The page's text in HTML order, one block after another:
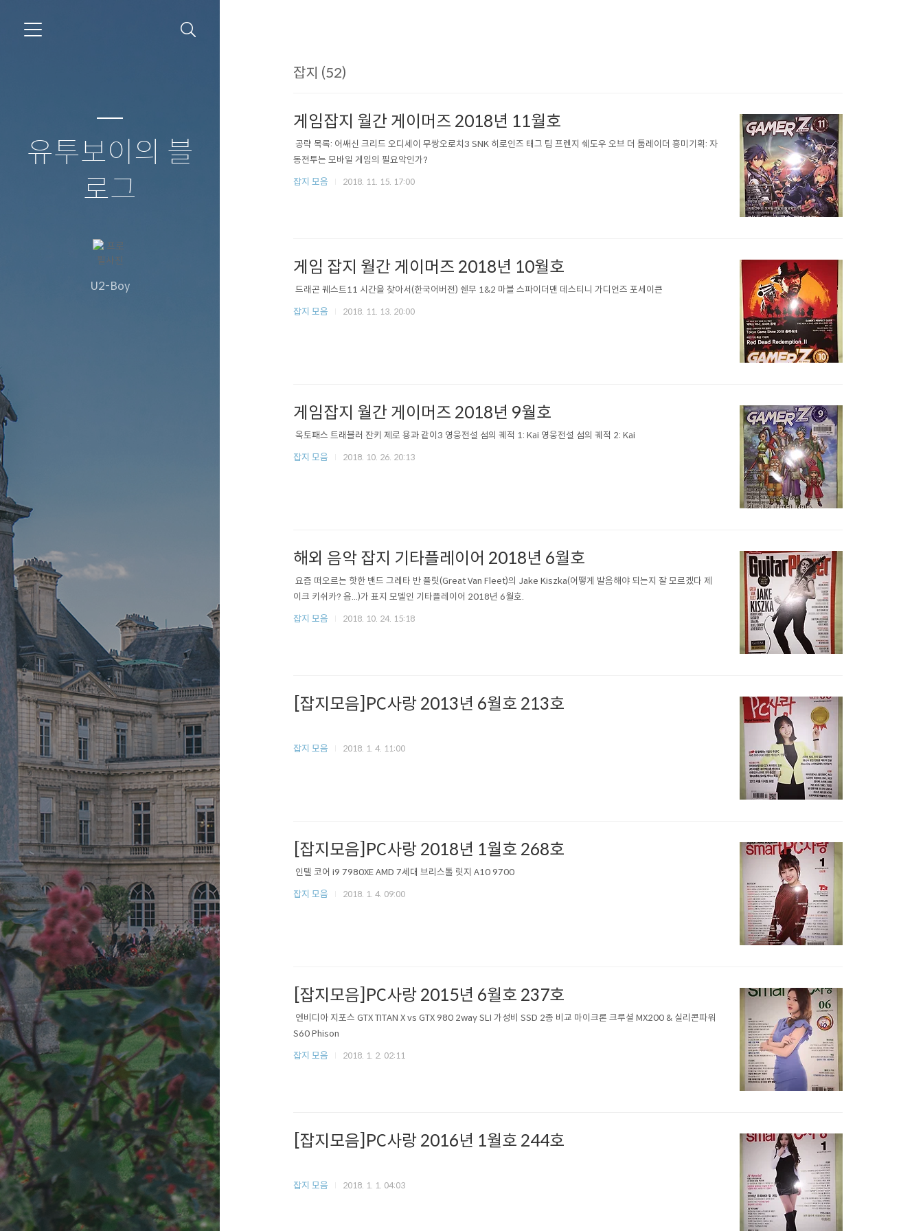
유투보이의 블
로그
U2-Boy
잡지 (52)
게임잡지 월간 게이머즈 2018년 11월호
​ 공략 목록: 어쌔신 크리드 오디세이 무쌍오로치3 SNK 히로인즈 태그 팀 프렌지 쉐도우 오브 더 툼레이더 흥미기획: 자
동전투는 모바일 게임의 필요악인가?
잡지 모음
2018. 11. 15. 17:00
게임 잡지 월간 게이머즈 2018년 10월호
​ 드래곤 퀘스트11 시간을 찾아서(한국어버전) 쉔무 1&2 마블 스파이더맨 데스티니 가디언즈 포세이큰
잡지 모음
2018. 11. 13. 20:00
게임잡지 월간 게이머즈 2018년 9월호
​ 옥토패스 트래블러 잔키 제로 용과 같이3 영웅전설 섬의 궤적 1: Kai 영웅전설 섬의 궤적 2: Kai
잡지 모음
2018. 10. 26. 20:13
해외 음악 잡지 기타플레이어 2018년 6월호
​ 요즘 떠오르는 핫한 밴드 그레타 반 플릿(Great Van Fleet)의 Jake Kiszka(어떻게 발음해야 되는지 잘 모르겠다 제
이크 키쉬카? 음...)가 표지 모델인 기타플레이어 2018년 6월호.
잡지 모음
2018. 10. 24. 15:18
[잡지모음]PC사랑 2013년 6월호 213호
잡지 모음 2018. 1. 4. 11:00
[잡지모음]PC사랑 2018년 1월호 268호
​ 인텔 코어 i9 7980XE AMD 7세대 브리스톨 릿지 A10 9700
잡지 모음
2018. 1. 4. 09:00
[잡지모음]PC사랑 2015년 6월호 237호
​ 엔비디아 지포스 GTX TITAN X vs GTX 980 2way SLI 가성비 SSD 2종 비교 마이크론 크루셜 MX200 & 실리콘파워
S60 Phison
잡지 모음
2018. 1. 2. 02:11
[잡지모음]PC사랑 2016년 1월호 244호
잡지 모음 2018. 1. 1. 04:03